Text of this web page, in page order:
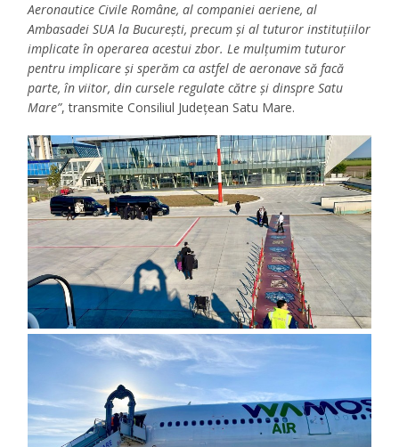
Aeronautice Civile Române, al companiei aeriene, al
Ambasadei SUA la București, precum și al tuturor instituțiilor
implicate în operarea acestui zbor. Le mulțumim tuturor
pentru implicare și sperăm ca astfel de aeronave să facă
parte, în viitor, din cursele regulate către și dinspre Satu
Mare”, transmite Consiliul Județean Satu Mare.